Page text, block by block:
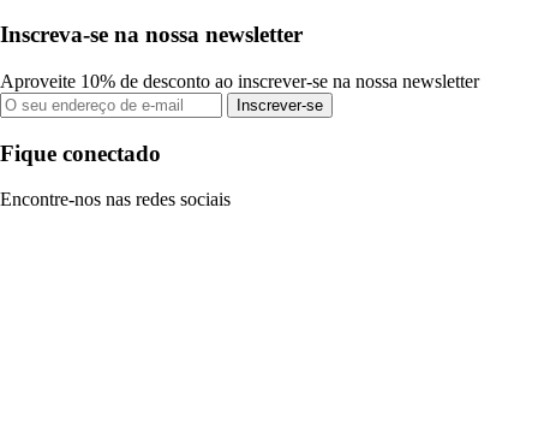
Inscreva-se na nossa newsletter
Aproveite 10% de desconto ao inscrever-se na nossa newsletter
Inscrever-se
Fique conectado
Encontre-nos nas redes sociais